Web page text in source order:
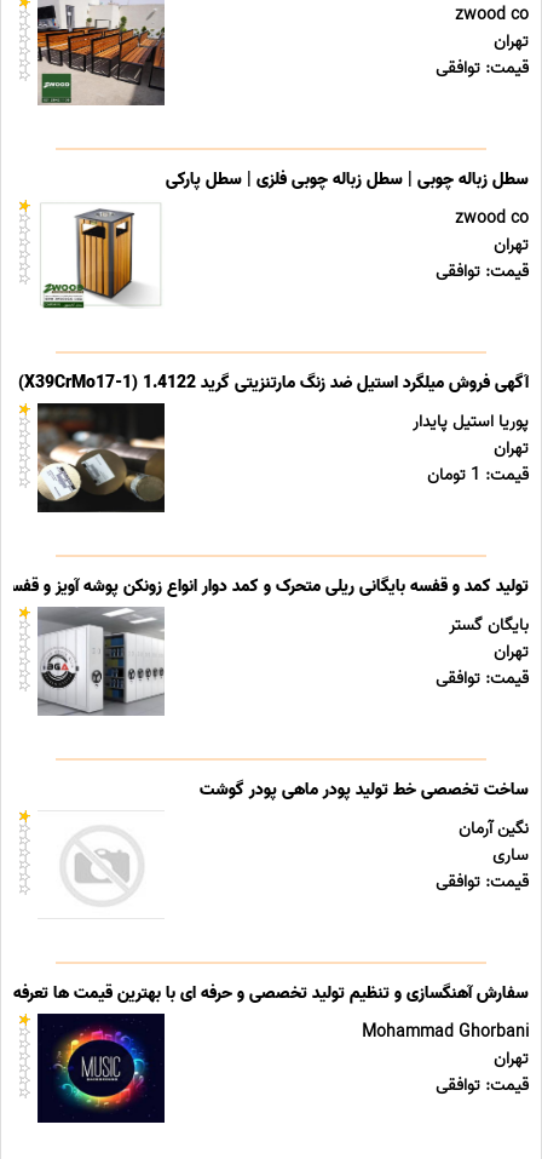
zwood co
تهران
قیمت: توافقی
سطل زباله چوبی | سطل زباله چوبی فلزی | سطل پارکی
zwood co
تهران
قیمت: توافقی
آگهی فروش میلگرد استیل ضد زنگ مارتنزیتی گرید 1.4122 (X39CrMo17-1)
پوریا استیل پایدار
تهران
قیمت: 1 تومان
تولید کمد و قفسه بایگانی ریلی متحرک و کمد دوار انواع زونکن پوشه آویز و قفسه
بایگان گستر
تهران
قیمت: توافقی
ساخت تخصصی خط تولید پودر ماهی پودر گوشت
نگین آرمان
ساری
قیمت: توافقی
سفارش آهنگسازی و تنظیم تولید تخصصی و حرفه ای با بهترین قیمت ها تعرفه
Mohammad Ghorbani
تهران
قیمت: توافقی